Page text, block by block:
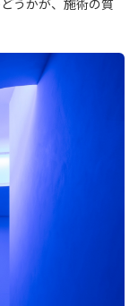
うかが、施術の質